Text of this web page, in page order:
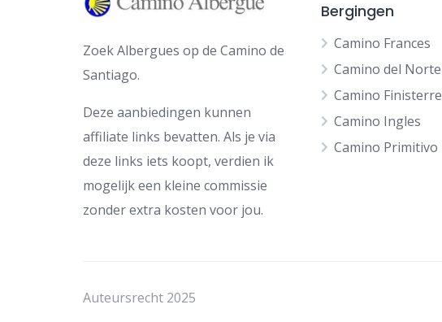
Zoek Albergues op de Camino de
Santiago.
Deze aanbiedingen kunnen
affiliate links bevatten. Als je via
deze links iets koopt, verdien ik
mogelijk een kleine commissie
zonder extra kosten voor jou.
Bergingen
Camino Frances
Camino del Norte
Camino Finisterre
Camino Ingles
Camino Primitivo
Auteursrecht 2025